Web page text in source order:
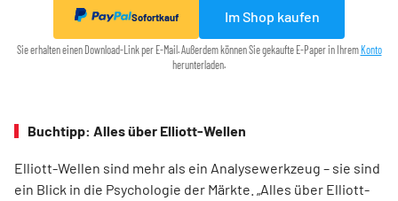
Sofortkauf Im Shop kaufen
Sie erhalten einen Download-Link per E-Mail. Außerdem können Sie gekaufte E-Paper in Ihrem Konto
herunterladen.
Buchtipp: Alles über Elliott-Wellen
Elliott-Wellen sind mehr als ein Analysewerkzeug – sie sind
ein Blick in die Psychologie der Märkte. „Alles über Elliott-